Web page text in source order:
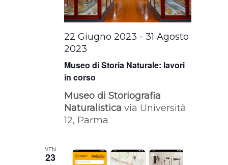
Museo di Storia Naturale: lavori
in corso
22 Giugno 2023 -31 Agosto
2023
Museo di Storiografia
Naturalisticavia Università
12, Parma
VEN
23